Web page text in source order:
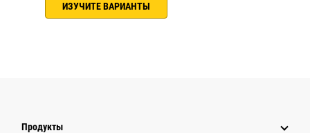
ИЗУЧИТЕ ВАРИАНТЫ
Продукты